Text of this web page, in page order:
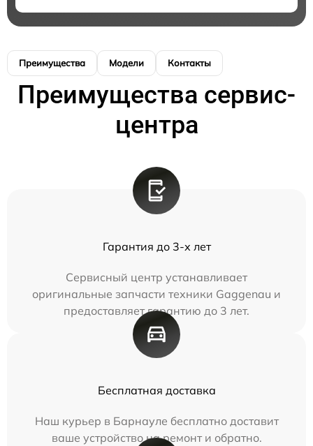
Преимущества Модели Контакты
Преимущества сервис-
центра
Гарантия до 3-х лет
Сервисный центр устанавливает
оригинальные запчасти техники Gaggenau и
предоставляет гарантию до 3 лет.
Бесплатная доставка
Наш курьер в Барнауле бесплатно доставит
ваше устройство на ремонт и обратно.